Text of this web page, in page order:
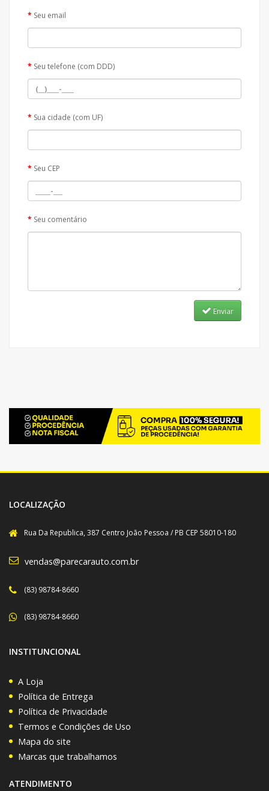
Seu email
Seu telefone (com DDD)
Sua cidade (com UF)
Seu CEP
Seu comentário
Enviar
LOCALIZAÇÃO
Rua Da Republica, 387 Centro João Pessoa / PB CEP 58010-180
vendas@parecarauto.com.br
(83) 98784-8660
(83) 98784-8660
INSTITUNCIONAL
A Loja
Política de Entrega
Política de Privacidade
Termos e Condições de Uso
Mapa do site
Marcas que trabalhamos
ATENDIMENTO